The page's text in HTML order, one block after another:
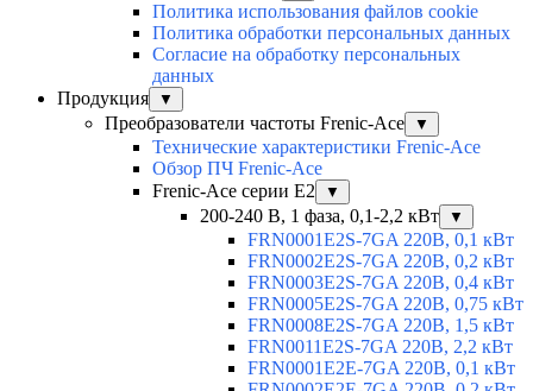
Политика использования файлов cookie
Политика обработки персональных данных
Согласие на обработку персональных
данных
Продукция
▼
Преобразователи частоты Frenic-Ace ▼
Технические характеристики Frenic-Ace
Обзор ПЧ Frenic-Ace
Frenic-Ace серии E2
▼
200-240 В, 1 фаза, 0,1-2,2 кВт ▼
FRN0001E2S-7GA 220В, 0,1 кВт
FRN0002E2S-7GA 220В, 0,2 кВт
FRN0003E2S-7GA 220В, 0,4 кВт
FRN0005E2S-7GA 220В, 0,75 кВт
FRN0008E2S-7GA 220В, 1,5 кВт
FRN0011E2S-7GA 220В, 2,2 кВт
FRN0001E2E-7GA 220В, 0,1 кВт